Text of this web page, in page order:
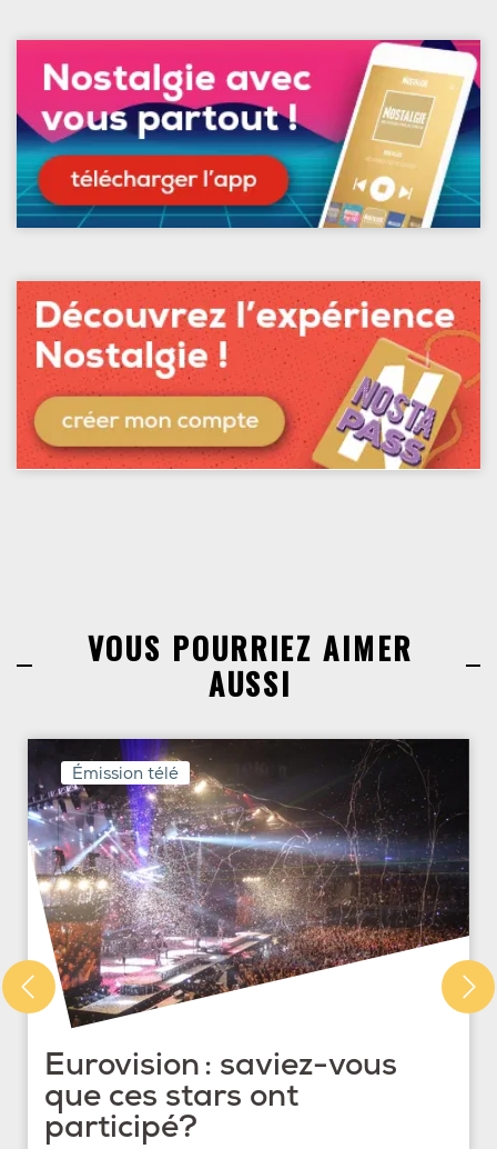
VOUS POURRIEZ AIMER
AUSSI
Émission télé
Eurovision : saviez-vous
que ces stars ont
participé?